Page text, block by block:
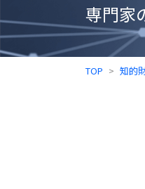
専門家
TOP 知的